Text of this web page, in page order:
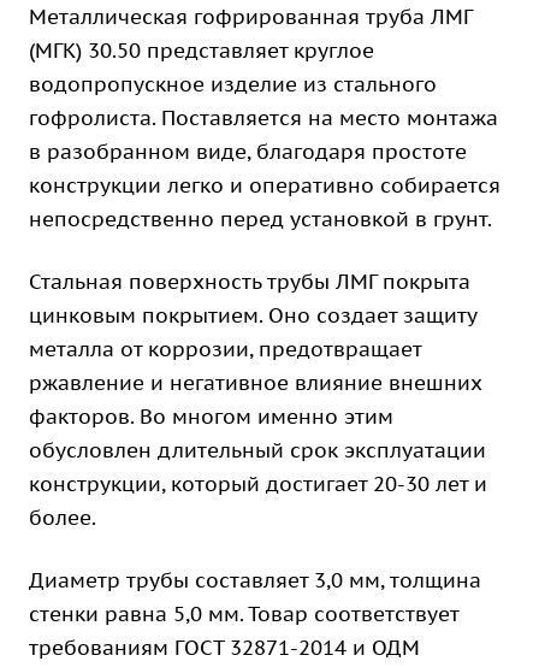
Металлическая гофрированная труба ЛМГ
(МГК) 30.50 представляет круглое
водопропускное изделие из стального
гофролиста. Поставляется на место монтажа
в разобранном виде, благодаря простоте
конструкции легко и оперативно собирается
непосредственно перед установкой в грунт.
Стальная поверхность трубы ЛМГ покрыта
цинковым покрытием. Оно создает защиту
металла от коррозии, предотвращает
ржавление и негативное влияние внешних
факторов. Во многом именно этим
обусловлен длительный срок эксплуатации
конструкции, который достигает 20-30 лет и
более.
Диаметр трубы составляет 3,0 мм, толщина
стенки равна 5,0 мм. Товар соответствует
требованиям ГОСТ 32871-2014 и ОДМ